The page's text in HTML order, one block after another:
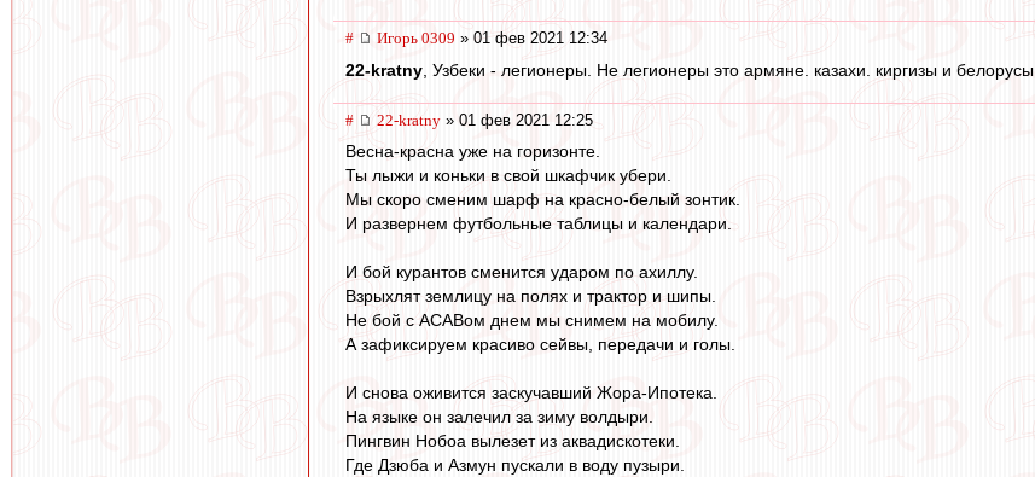
# Игорь 0309 » 01 фев 2021 12:34
22-kratny , Узбеки - легионеры. Не легионеры это армяне. казахи. киргизы и белорусы
# 22-kratny » 01 фев 2021 12:25
Весна-красна уже на горизонте.
Ты лыжи и коньки в свой шкафчик убери.
Мы скоро сменим шарф на красно-белый зонтик.
И развернем футбольные таблицы и календари.
И бой курантов сменится ударом по ахиллу.
Взрыхлят землицу на полях и трактор и шипы.
Не бой с ACABом днем мы снимем на мобилу.
А зафиксируем красиво сейвы, передачи и голы.
И снова оживится заскучавший Жора-Ипотека.
На языке он залечил за зиму волдыри.
Пингвин Нобоа вылезет из аквадискотеки.
Где Дзюба и Азмун пускали в воду пузыри.